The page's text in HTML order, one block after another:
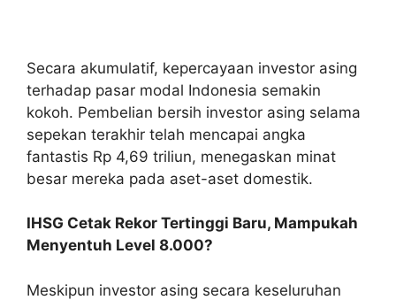
Secara akumulatif, kepercayaan investor asing
terhadap pasar modal Indonesia semakin
kokoh. Pembelian bersih investor asing selama
sepekan terakhir telah mencapai angka
fantastis Rp 4,69 triliun, menegaskan minat
besar mereka pada aset-aset domestik.
IHSG Cetak Rekor Tertinggi Baru, Mampukah
Menyentuh Level 8.000?
Meskipun investor asing secara keseluruhan